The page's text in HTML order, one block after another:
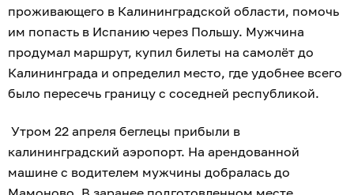
проживающего в Калининградской области, помочь
им попасть в Испанию через Польшу. Мужчина
продумал маршрут, купил билеты на самолёт до
Калининграда и определил место, где удобнее всего
было пересечь границу с соседней республикой.
Утром 22 апреля беглецы прибыли в
калининградский аэропорт. На арендованной
машине с водителем мужчины добралась до